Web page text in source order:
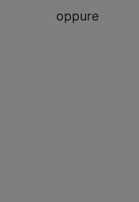
oppure